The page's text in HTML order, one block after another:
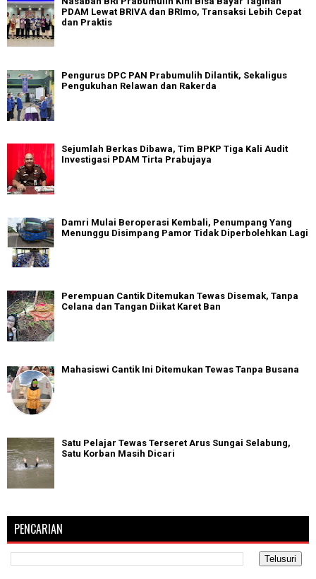
PDAM Lewat BRIVA dan BRImo, Transaksi Lebih Cepat
dan Praktis
Pengurus DPC PAN Prabumulih Dilantik, Sekaligus
Pengukuhan Relawan dan Rakerda
Sejumlah Berkas Dibawa, Tim BPKP Tiga Kali Audit
Investigasi PDAM Tirta Prabujaya
Damri Mulai Beroperasi Kembali, Penumpang Yang
Menunggu Disimpang Pamor Tidak Diperbolehkan Lagi
Perempuan Cantik Ditemukan Tewas Disemak, Tanpa
Celana dan Tangan Diikat Karet Ban
Mahasiswi Cantik Ini Ditemukan Tewas Tanpa Busana
Satu Pelajar Tewas Terseret Arus Sungai Selabung,
Satu Korban Masih Dicari
PENCARIAN